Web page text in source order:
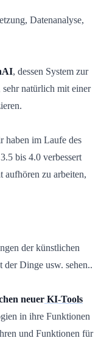
Datenanalyse,
, dessen System zur
natürlich mit einer
haben im Laufe des
bis 4.0 verbessert
aufhören zu arbeiten,
der künstlichen
Dinge usw. sehen..
neuer KI-Tools
in ihre Funktionen
und Funktionen für